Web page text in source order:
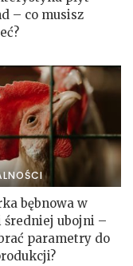
– co musisz
bębnowa w
średniej ubojni –
parametry do